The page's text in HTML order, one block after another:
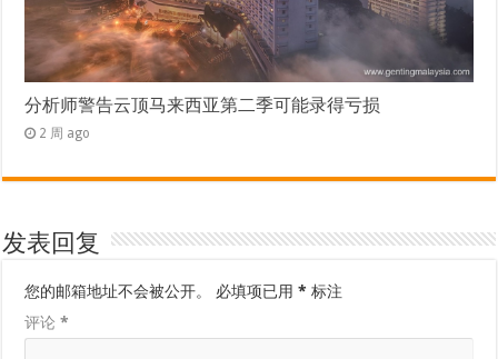
分析师警告云顶马来西亚第二季可能录得亏损
2 周 ago
发表回复
您的邮箱地址不会被公开。 必填项已用* 标注
评论*